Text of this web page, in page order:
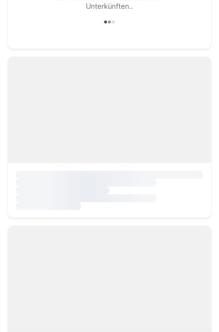
Unterkünften..